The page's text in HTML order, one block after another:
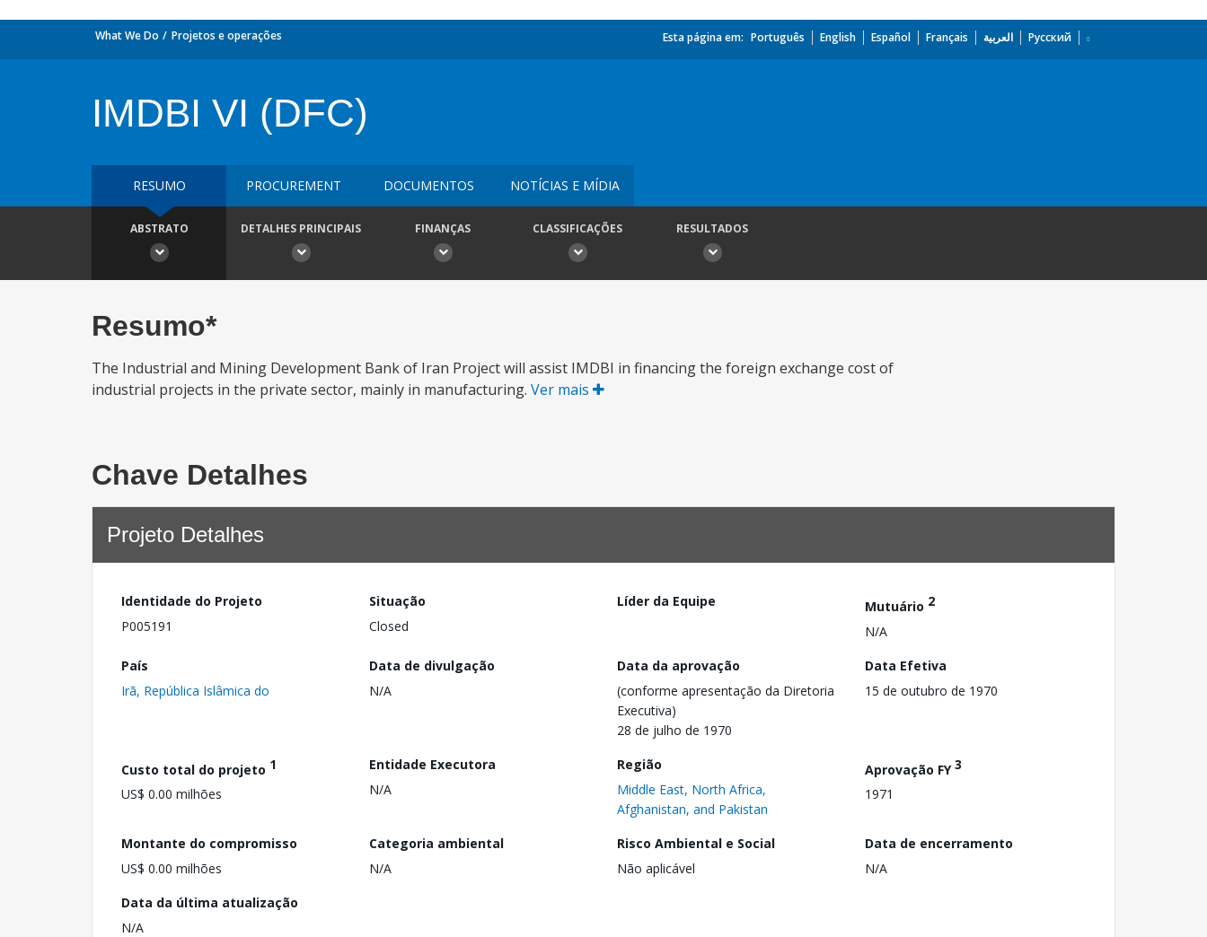
What We Do Projetos e operações Esta página em: Português English Español Français العربية Русский
IMDBI VI (DFC)
RESUMO PROCUREMENT DOCUMENTOS NOTÍCIAS E MÍDIA
ABSTRATO DETALHES PRINCIPAIS FINANÇAS CLASSIFICAÇÕES RESULTADOS
Resumo*
The Industrial and Mining Development Bank of Iran Project will assist IMDBI in financing the foreign exchange cost of
industrial projects in the private sector, mainly in manufacturing. Ver mais
Chave Detalhes
Projeto Detalhes
Identidade do Projeto
P005191
Situação
Closed
Líder da Equipe Mutuário 2
N/A
País
Irã, República Islâmica do
Data de divulgação
N/A
Data da aprovação
(conforme apresentação da Diretoria
Executiva)
28 de julho de 1970
Data Efetiva
15 de outubro de 1970
Custo total do projeto 1
US$ 0.00 milhões
Entidade Executora
N/A
Região
Middle East, North Africa,
Afghanistan, and Pakistan
Aprovação FY3
1971
Montante do compromisso
US$ 0.00 milhões
Categoria ambiental
N/A
Risco Ambiental e Social
Não aplicável
Data de encerramento
N/A
Data da última atualização
N/A